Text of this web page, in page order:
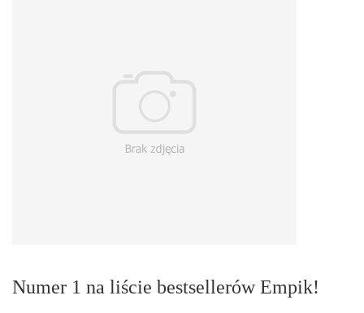
Numer 1 na liście bestsellerów Empik!